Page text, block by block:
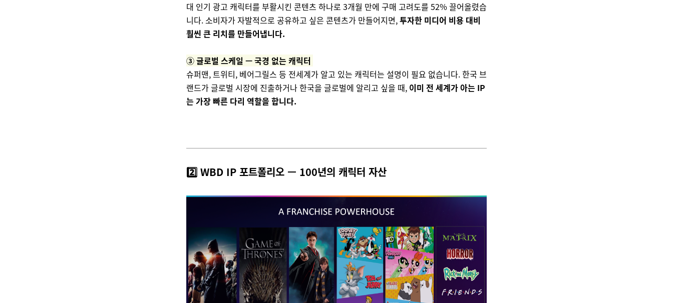
대 인기 광고 캐릭터를 부활시킨 콘텐츠 하나로 3개월 만에 구매 고려도를 52% 끌어올렸습
니다. 소비자가 자발적으로 공유하고 싶은 콘텐츠가 만들어지면,투자한 미디어 비용 대비
훨씬 큰 리치를 만들어냅니다.
③ 글로벌 스케일 — 국경 없는 캐릭터
슈퍼맨, 트위티, 베어그릴스 등 전세계가 알고 있는 캐릭터는 설명이 필요 없습니다.한국 브
랜드가 글로벌 시장에 진출하거나 한국을 글로벌에 알리고 싶을 때, 이미 전 세계가 아는 IP
는 가장 빠른 다리 역할을 합니다.
2️⃣ WBD IP 포트폴리오 — 100년의 캐릭터 자산